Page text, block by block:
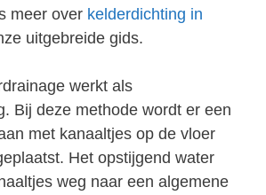
meer over kelderdichting in
uitgebreide gids.
werkt als
Bij deze methode wordt er een
met kanaaltjes op de vloer
Het opstijgend water
weg naar een algemene